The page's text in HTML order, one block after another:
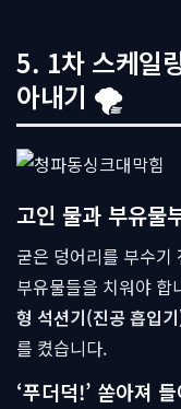
5. 1차 스케일
아내기 🌪
고인 물과 부유물
굳은 덩어리를 부수기
부유물들을 치워야 합
형 석션기(진공 흡입
를 켰습니다.
‘푸더덕!’ 쏟아져